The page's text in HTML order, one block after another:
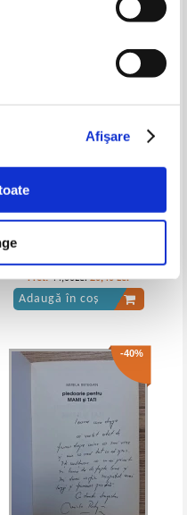
Afişare
-40%
Pret:44,00Lei 26,40 Lei
Adaugă în coș
-40%